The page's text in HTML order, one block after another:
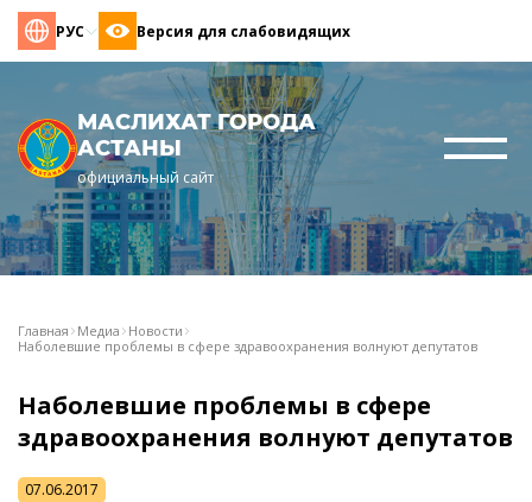
РУС Версия для слабовидящих
МАСЛИХАТ ГОРОДА
АСТАНЫ
официальный сайт
Главная Медиа Новости
Наболевшие проблемы в сфере здравоохранения волнуют депутатов
Наболевшие проблемы в сфере
здравоохранения волнуют депутатов
07.06.2017